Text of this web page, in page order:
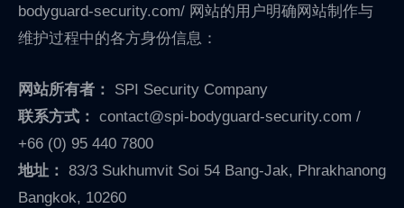
bodyguard-security.com/ 网站的用户明确网站制作与
维护过程中的各方身份信息：
网站所有者：
SPI Security Company
联系方式：
contact@spi-bodyguard-security.com /
+66 (0) 95 440 7800
地址：
83/3 Sukhumvit Soi 54 Bang-Jak, Phrakhanong
Bangkok, 10260